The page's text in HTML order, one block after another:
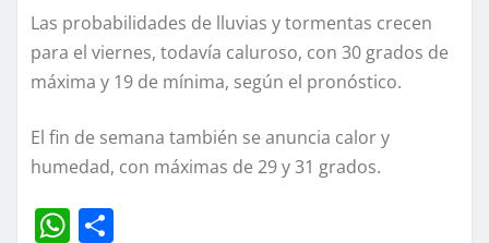
Las probabilidades de lluvias y tormentas crecen
para el viernes, todavía caluroso, con 30 grados de
máxima y 19 de mínima, según el pronóstico.
El fin de semana también se anuncia calor y
humedad, con máximas de 29 y 31 grados.
W